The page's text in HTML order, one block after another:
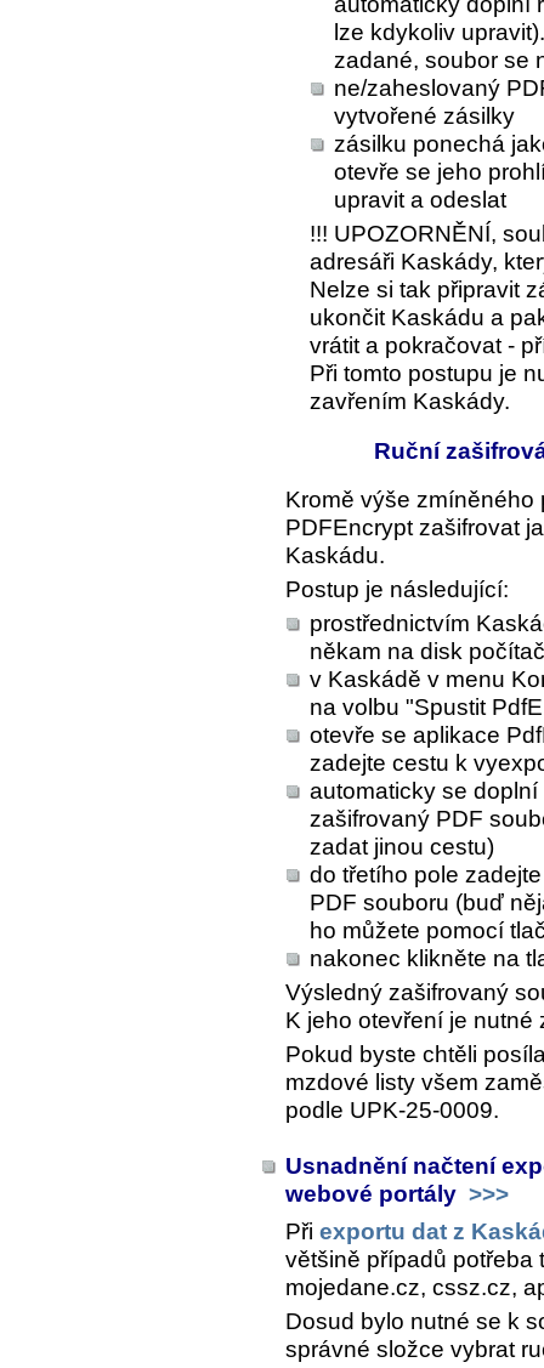
lze kdykoliv
zadané, soubor se
ne/zaheslovaný
vytvořené zásilky
zásilku ponechá
otevře se jeho
upravit a odeslat
!!! UPOZORNĚNÍ,
adresáři Kaskády,
Nelze si tak připravit
ukončit Kaskádu a
vrátit a pokračovat -
Při tomto postupu je
zavřením Kaskády.
Ruční
Kromě výše
PDFEncrypt zašifrovat
Kaskádu.
Postup je následující:
prostřednictvím
někam na disk
v Kaskádě v menu
na volbu "Spustit
otevře se aplikace
zadejte cestu k
automaticky se
zašifrovaný PDF
zadat jinou cestu)
do třetího pole
PDF souboru (buď
ho můžete pomocí
nakonec klikněte na
Výsledný zašifrovaný
K jeho otevření je nutné
Pokud byste chtěli
mzdové listy všem
podle UPK-25-0009.
Usnadnění načtení
webové portály >>>
Při exportu dat z
většině případů potřeba
mojedane.cz, cssz.cz,
Dosud bylo nutné se k
správné složce vybrat